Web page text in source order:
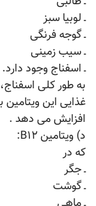
ـ لوبیا سبز
ـ گوجه فرنگی
ـ سیب زمینی
ـ اسفناج وجود دارد.
به طور کلی
غذایی این ویتامین
افزایش می دهد .
د) ویتامین B۱۲:
که در
ـ جگر
ـ گوشت